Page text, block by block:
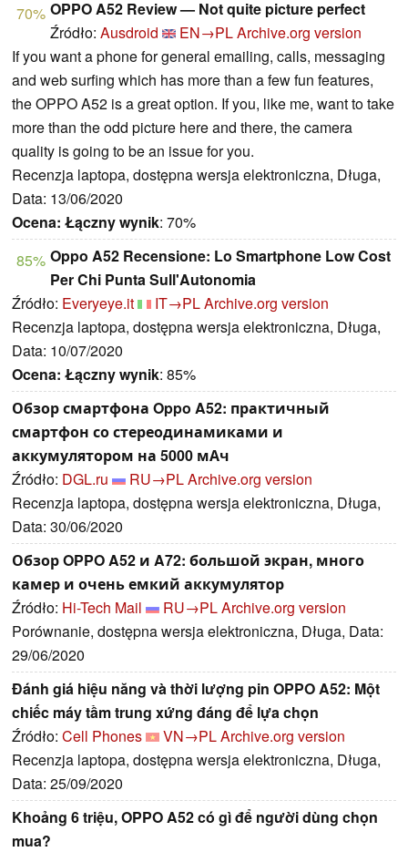
70% OPPO A52 Review — Not quite picture perfect
Źródło: Ausdroid EN→PLArchive.org version
If you want a phone for general emailing, calls, messaging
and web surfing which has more than a few fun features,
the OPPO A52 is a great option. If you, like me, want to take
more than the odd picture here and there, the camera
quality is going to be an issue for you.
Recenzja laptopa, dostępna wersja elektroniczna, Długa,
Data: 13/06/2020
Ocena: Łączny wynik: 70%
85% Oppo A52 Recensione: Lo Smartphone Low Cost
Per Chi Punta Sull'Autonomia
Źródło: Everyeye.it IT→PLArchive.org version
Recenzja laptopa, dostępna wersja elektroniczna, Długa,
Data: 10/07/2020
Ocena: Łączny wynik: 85%
Обзор смартфона Oppo A52: практичный
смартфон со стереодинамиками и
аккумулятором на 5000 мАч
Źródło: DGL.ru RU→PLArchive.org version
Recenzja laptopa, dostępna wersja elektroniczna, Długa,
Data: 30/06/2020
Обзор OPPO A52 и A72: большой экран, много
камер и очень емкий аккумулятор
Źródło: Hi-Tech Mail RU→PLArchive.org version
Porównanie, dostępna wersja elektroniczna, Długa, Data:
29/06/2020
Đánh giá hiệu năng và thời lượng pin OPPO A52: Một
chiếc máy tầm trung xứng đáng để lựa chọn
Źródło: Cell Phones VN→PLArchive.org version
Recenzja laptopa, dostępna wersja elektroniczna, Długa,
Data: 25/09/2020
Khoảng 6 triệu, OPPO A52 có gì để người dùng chọn
mua?